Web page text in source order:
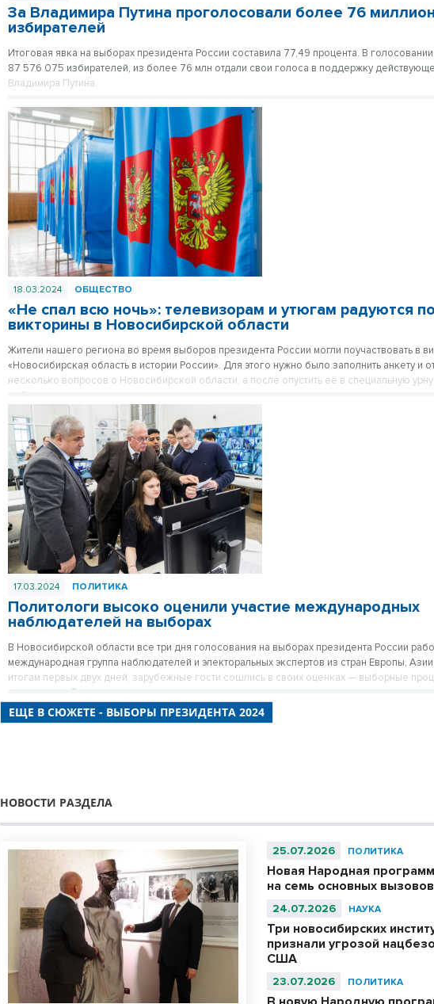
За Владимира Путина проголосовали более 76
избирателей
Итоговая явка на выборах президента России составила 77,49 процента. В голосовании
87 576 075 избирателей, из более 76 млн отдали свои голоса в поддержку
Владимира Путина.
18.03.2024 ОБЩЕСТВО
«Не спал всю ночь»: телевизорам и утюгам радуются
викторины в Новосибирской области
Жители нашего региона во время выборов президента России могли поучаствовать в
«Новосибирская область в истории России». Для этого нужно было заполнить анкету и
несколько вопросов о Новосибирской области, а после опустить её в специальную
избирательном участке.
17.03.2024 ПОЛИТИКА
Политологи высоко оценили участие международных
наблюдателей на выборах
В Новосибирской области все три дня голосования на выборах президента России
международная группа наблюдателей и электоральных экспертов из стран Европы,
итогам первых двух дней, зарубежные гости сошлись в своих оценках — выборные
процедуры в России организованы на очень высоком уровне.
ЕЩЕ В СЮЖЕТЕ - ВЫБОРЫ ПРЕЗИДЕНТА 2024
НОВОСТИ РАЗДЕЛА
25.07.2026 ПОЛИТИКА
Новая Народная
на семь основных
24.07.2026 НАУКА
Три новосибирских
признали угрозой
США
23.07.2026 ПОЛИТИКА